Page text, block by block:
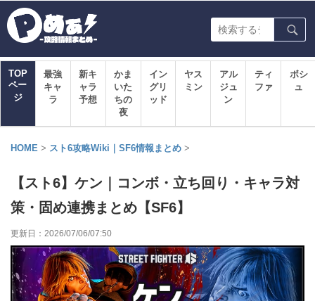
TOP
ペー
ジ
最強
キャ
ラ
新キ
ャラ
予想
かま
いた
ちの
夜
イン
グリ
ッド
ヤス
ミン
アル
ジュ
ン
ティ
ファ
ボシ
ュ
HOME > スト6攻略Wiki｜SF6情報まとめ >
【スト6】ケン｜コンボ・立ち回り・キャラ対
策・固め連携まとめ【SF6】
更新日： 2026/07/06/07:50